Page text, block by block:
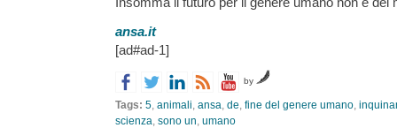
ansa.it
[ad#ad-1]
by
Tags: 5, animali, ansa, de, fine del genere umano,
scienza, sono un, umano